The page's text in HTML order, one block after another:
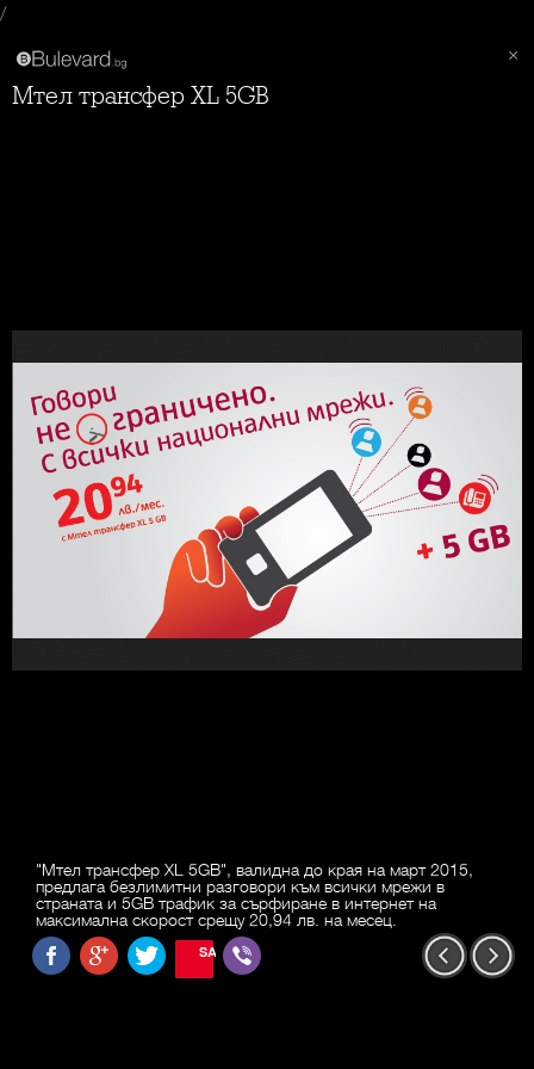
/
Мтел трансфер XL 5GB
"Мтел трансфер XL 5GB", валидна до края на март 2015,
предлага безлимитни разговори към всички мрежи в
страната и 5GB трафик за сърфиране в интернет на
максимална скорост срещу 20,94 лв. на месец.
SAVE